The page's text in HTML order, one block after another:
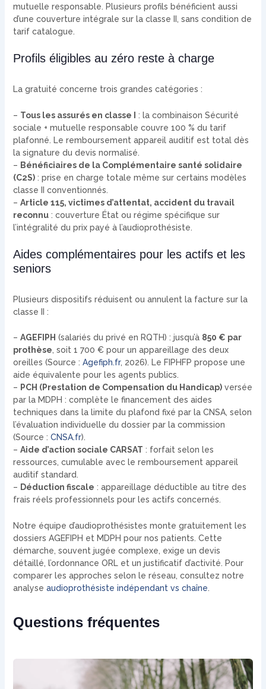
mutuelle responsable. Plusieurs profils bénéficient aussi
d’une couverture intégrale sur la classe II, sans condition de
tarif catalogue.
Profils éligibles au zéro reste à charge
La gratuité concerne trois grandes catégories :
– Tous les assurés en classe I
: la combinaison Sécurité
sociale + mutuelle responsable couvre 100 % du tarif
plafonné. Le remboursement appareil auditif est total dès
la signature du devis normalisé.
– Bénéficiaires de la Complémentaire santé solidaire
(C2S): prise en charge totale même sur certains modèles
classe II conventionnés.
– Article 115, victimes d’attentat, accident du travail
reconnu: couverture État ou régime spécifique sur
l’intégralité du prix payé à l’audioprothésiste.
Aides complémentaires pour les actifs et les
seniors
Plusieurs dispositifs réduisent ou annulent la facture sur la
classe II :
– AGEFIPH (salariés du privé en RQTH) : jusqu’à 850 € par
prothèse, soit 1 700 € pour un appareillage des deux
oreilles (Source : Agefiph.fr, 2026). Le FIPHFP propose une
aide équivalente pour les agents publics.
– PCH (Prestation de Compensation du Handicap)versée
par la MDPH : complète le financement des aides
techniques dans la limite du plafond fixé par la CNSA, selon
l’évaluation individuelle du dossier par la commission
(Source : CNSA.fr).
– Aide d’action sociale CARSAT : forfait selon les
ressources, cumulable avec le remboursement appareil
auditif standard.
– Déduction fiscale : appareillage déductible au titre des
frais réels professionnels pour les actifs concernés.
Notre équipe d’audioprothésistes monte gratuitement les
dossiers AGEFIPH et MDPH pour nos patients. Cette
démarche, souvent jugée complexe, exige un devis
détaillé, l’ordonnance ORL et un justificatif d’activité. Pour
comparer les approches selon le réseau, consultez notre
analyse audioprothésiste indépendant vs chaîne.
Questions fréquentes